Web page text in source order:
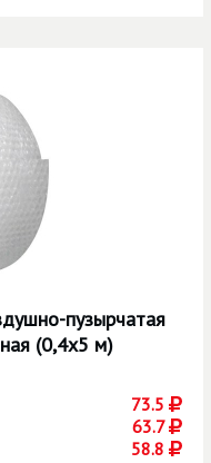
пузырчатая
(0,4х5 м)
73.5
63.7
58.8